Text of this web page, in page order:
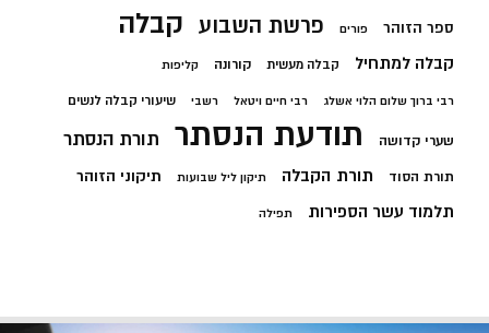
ספר הזוהר פורים פרשת השבוע קבלה
קבלה למתחיל קבלה מעשית קורונה קליפות
רבי ברוך שלום הלוי אשלג רבי חיים ויטאל רשבי שיעורי קבלה לנשים
שערי קדושה תודעת הנסתר תורת הנסתר
תורת הסוד תורת הקבלה תיקון ליל שבועות תיקוני הזוהר
תלמוד עשר הספירות תפילה